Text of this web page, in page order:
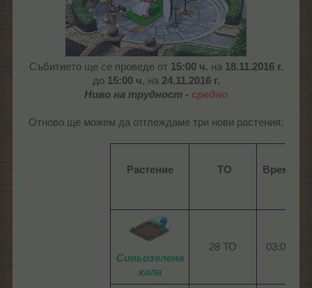
Събитието ще се проведе от 15:00 ч. на 18.11.2016 г.
до15:00 ч. на 24.11.2016 г.
Ниво на трудност - средно
Отново ще можем да отглеждаме три нови растения:
Растение ТО Време
Синьозелена
кала
28 ТО​ 03:00​